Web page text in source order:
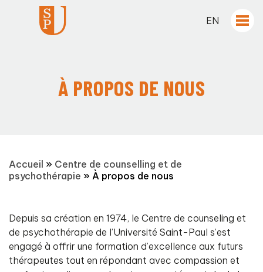
EN
À PROPOS DE NOUS
Accueil » Centre de counselling et de
psychothérapie » À propos de nous
Depuis sa création en 1974, le Centre de counseling et
de psychothérapie de l’Université Saint-Paul s’est
engagé à offrir une formation d’excellence aux futurs
thérapeutes tout en répondant avec compassion et